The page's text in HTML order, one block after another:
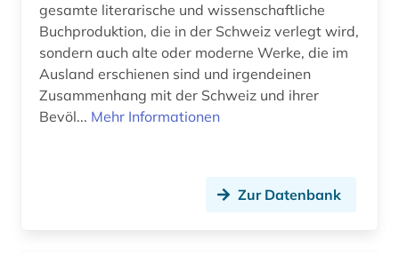
hennin (1)
heroisierung (1)
heroismus (1)
hispanistik (28)
iberoromanisch (1)
gesamte literarische und wissenschaftliche
Buchproduktion, die in der Schweiz verlegt wird,
sondern auch alte oder moderne Werke, die im
Ausland erschienen sind und irgendeinen
Zusammenhang mit der Schweiz und ihrer
Bevöl... Mehr Informationen
Zur Datenbank